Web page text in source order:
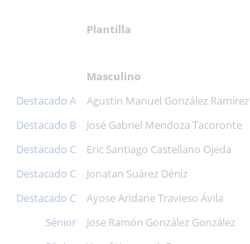
Plantilla
Masculino
Destacado A
Agustín Manuel González Ramírez
Destacado B
José Gabriel Mendoza Tacoronte
Destacado C
Eric Santiago Castellano Ojeda
Destacado C
Jonatan Suárez Déniz
Destacado C
Ayose Aridane Travieso Ávila
Sénior
Jose Ramón González González